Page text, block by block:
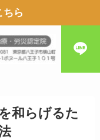
ちら
和らげるた